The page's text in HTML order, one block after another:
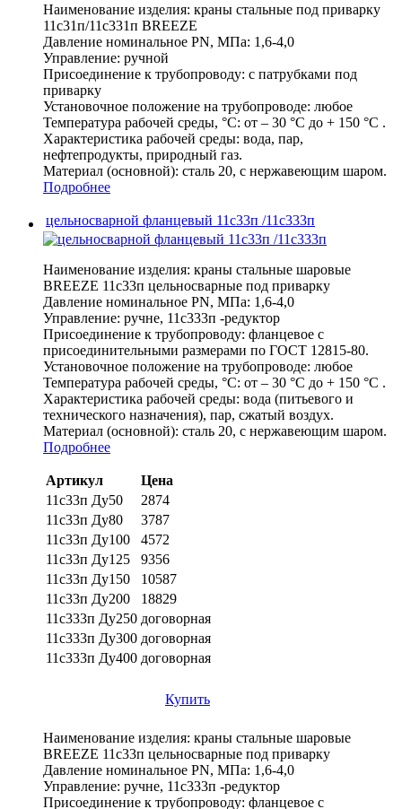
Наименование изделия: краны стальные под приварку
11с31п/11с331п BREEZE
Давление номинальное PN, МПа: 1,6-4,0
Управление: ручной
Присоединение к трубопроводу: с патрубками под
приварку
Установочное положение на трубопроводе: любое
Температура рабочей среды, °С: от – 30 °С до + 150 °С .
Характеристика рабочей среды: вода, пар,
нефтепродукты, природный газ.
Материал (основной): сталь 20, с нержавеющим шаром.
Подробнее
цельносварной фланцевый 11с33п /11с333п
Наименование изделия: краны стальные шаровые
BREEZE 11с33п цельносварные под приварку
Давление номинальное PN, МПа: 1,6-4,0
Управление: ручне, 11с333п -редуктор
Присоединение к трубопроводу: фланцевое с
присоединительными размерами по ГОСТ 12815-80.
Установочное положение на трубопроводе: любое
Температура рабочей среды, °С: от – 30 °С до + 150 °С .
Характеристика рабочей среды: вода (питьевого и
технического назначения), пар, сжатый воздух.
Материал (основной): сталь 20, с нержавеющим шаром.
Подробнее
Артикул
Цена
11с33п Ду50
2874
11с33п Ду80
3787
11с33п Ду100
4572
11с33п Ду125
9356
11с33п Ду150
10587
11с33п Ду200
18829
11с333п Ду250 договорная
11с333п Ду300 договорная
11с333п Ду400 договорная
Купить
Наименование изделия: краны стальные шаровые
BREEZE 11с33п цельносварные под приварку
Давление номинальное PN, МПа: 1,6-4,0
Управление: ручне, 11с333п -редуктор
Присоединение к трубопроводу: фланцевое с